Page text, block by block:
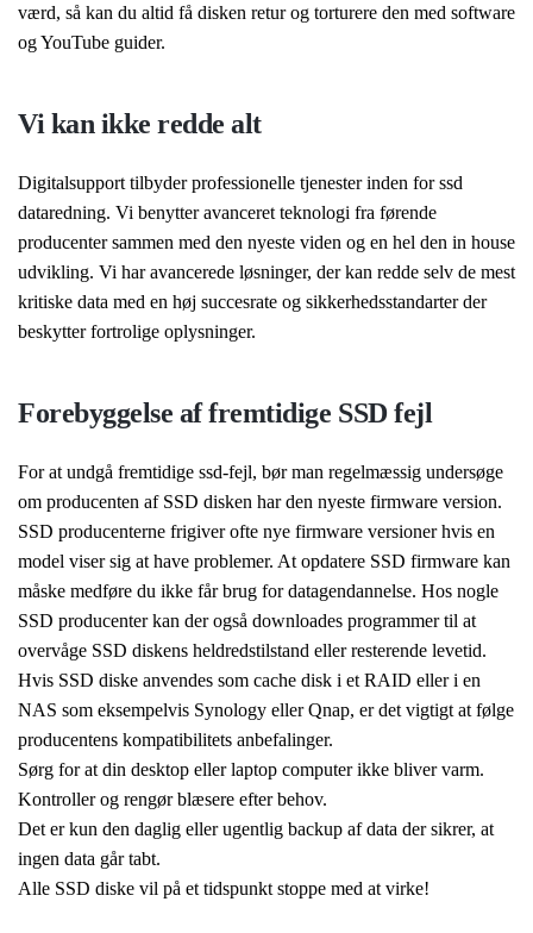
værd, så kan du altid få disken retur og torturere den med software
og YouTube guider.
Vi kan ikke redde alt
Digitalsupport tilbyder professionelle tjenester inden for ssd
dataredning. Vi benytter avanceret teknologi fra førende
producenter sammen med den nyeste viden og en hel den in house
udvikling. Vi har avancerede løsninger, der kan redde selv de mest
kritiske data med en høj succesrate og sikkerhedsstandarter der
beskytter fortrolige oplysninger.
Forebyggelse af fremtidige SSD fejl
For at undgå fremtidige ssd-fejl, bør man regelmæssig undersøge
om producenten af SSD disken har den nyeste firmware version.
SSD producenterne frigiver ofte nye firmware versioner hvis en
model viser sig at have problemer. At opdatere SSD firmware kan
måske medføre du ikke får brug for datagendannelse. Hos nogle
SSD producenter kan der også downloades programmer til at
overvåge SSD diskens heldredstilstand eller resterende levetid.
Hvis SSD diske anvendes som cache disk i et RAID eller i en
NAS som eksempelvis Synology eller Qnap, er det vigtigt at følge
producentens kompatibilitets anbefalinger.
Sørg for at din desktop eller laptop computer ikke bliver varm.
Kontroller og rengør blæsere efter behov.
Det er kun den daglig eller ugentlig backup af data der sikrer, at
ingen data går tabt.
Alle SSD diske vil på et tidspunkt stoppe med at virke!